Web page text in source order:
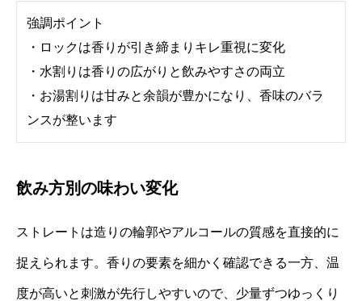
強調ポイント
・ロックは香りが引き締まりキレ重視に変化
・水割りは香りの広がりと飲みやすさの両立
・お湯割りは甘みと余韻が豊かになり、香味のバラ
ンスが整います
飲み方別の味わい変化
ストレートは造りの輪郭やアルコールの質感を直接的に
捉えられます。香りの要素を細かく確認できる一方、温
度が高いと刺激が先行しやすいので、少量ずつゆっくり